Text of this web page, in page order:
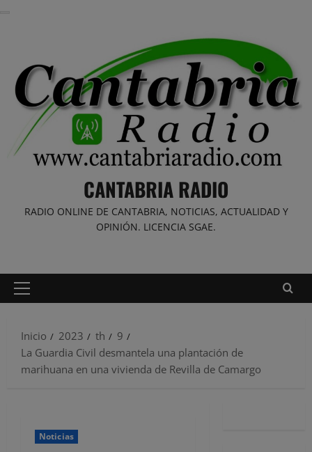
CANTABRIA RADIO
RADIO ONLINE DE CANTABRIA, NOTICIAS, ACTUALIDAD Y
OPINIÓN. LICENCIA SGAE.
Menú
Inicio
2023 th
9
La Guardia Civil desmantela una plantación de
marihuana en una vivienda de Revilla de Camargo
Noticias